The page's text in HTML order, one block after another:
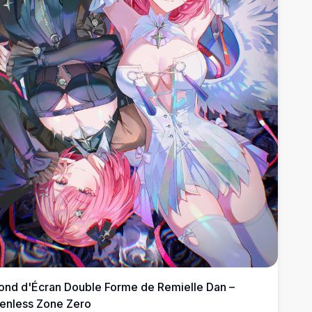
d'Écran Double Forme de Remielle Dan –
Zone Zero